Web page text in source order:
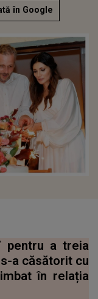
în Google
pentru a treia
a căsătorit cu
în relația